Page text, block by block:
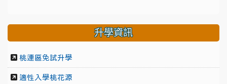
升學資訊
桃連區免試升學
適性入學桃花源